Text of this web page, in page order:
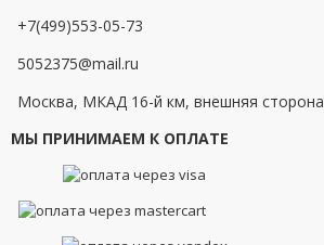
+7(499)553-05-73
5052375@mail.ru
Москва, МКАД 16-й км, внешняя сторона
МЫ ПРИНИМАЕМ К ОПЛАТЕ